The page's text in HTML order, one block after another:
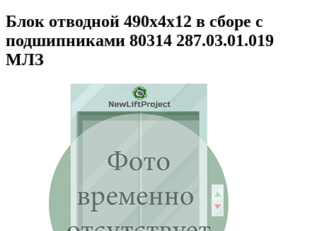
Блок отводной 490х4х12 в сборе с
подшипниками 80314 287.03.01.019
МЛЗ